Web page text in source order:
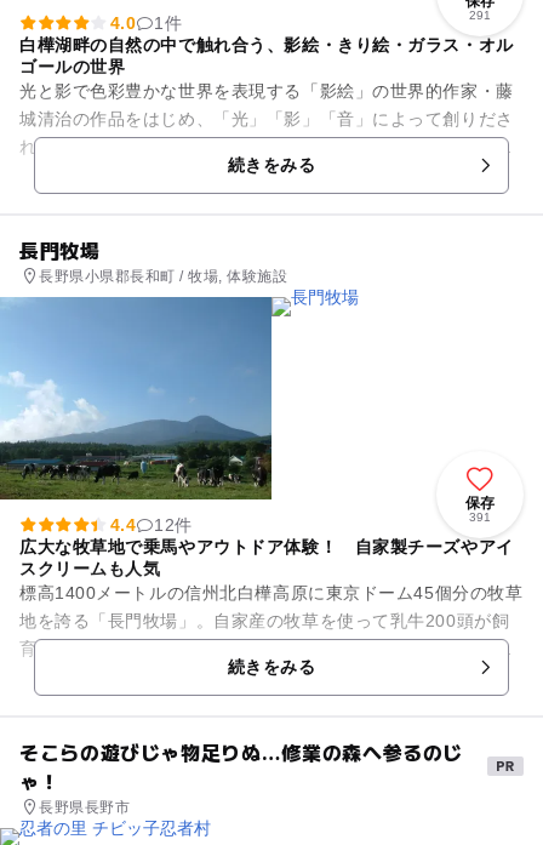
291
4.0
1件
白樺湖畔の自然の中で触れ合う、影絵・きり絵・ガラス・オル
ゴールの世界
光と影で色彩豊かな世界を表現する「影絵」の世界的作家・藤
城清治の作品をはじめ、「光」「影」「音」によって創りださ
れた幻想的な世界が広がるメルヘンいっぱいの美術館です。展
示室の壁全面を埋め尽くす全...続きをみる
長門牧場
長野県小県郡長和町 / 牧場, 体験施設
保存
391
4.4
12件
広大な牧草地で乗馬やアウトドア体験！ 自家製チーズやアイ
スクリームも人気
標高1400メートルの信州北白樺高原に東京ドーム45個分の牧草
地を誇る「長門牧場」。自家産の牧草を使って乳牛200頭が飼
育されています。その乳牛たちの新鮮な生乳を使ったチーズ、
続きをみる
そこらの遊びじゃ物足りぬ…修業の森へ参るのじ
ゃ！
長野県長野市